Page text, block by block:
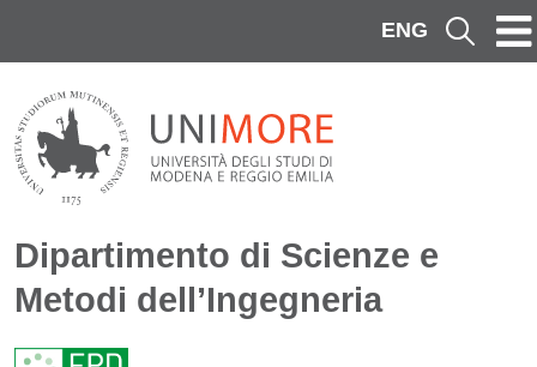
ENG Cerca
Dipartimento di Scienze e
Metodi dell’Ingegneria